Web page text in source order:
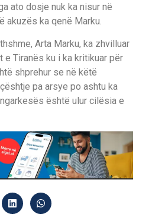
ato dosje nuk ka nisur në
akuzës ka qenë Marku.
Arta Marku, ka zhvilluar
e Tiranës ku i ka kritikuar për
shprehur se në këtë
pa arsye po ashtu ka
është ulur cilësia e